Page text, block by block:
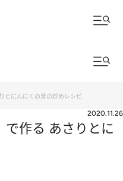
とにんにくの芽の炒めレシピ
2020.11.26
作る あさりとに